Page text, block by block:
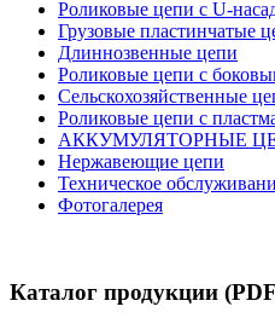
Роликовые цепи с U-
Грузовые пластинчатые
Длиннозвенные цепи
Роликовые цепи с
Сельскохозяйственные
Роликовые цепи с
АККУМУЛЯТОРНЫЕ
Нержавеющие цепи
Техническое
Фотогалерея
Каталог продукции